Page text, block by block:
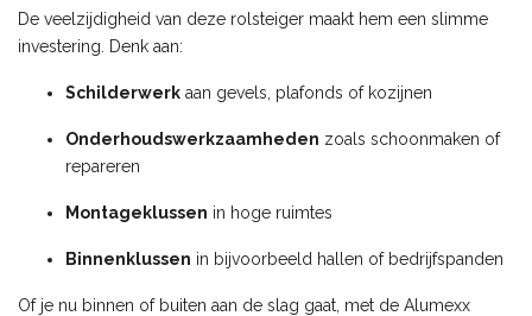
De veelzijdigheid van deze rolsteiger maakt hem een slimme
investering. Denk aan:
Schilderwerk aan gevels, plafonds of kozijnen
Onderhoudswerkzaamheden zoals schoonmaken of
repareren
Montageklussen in hoge ruimtes
Binnenklussen in bijvoorbeeld hallen of bedrijfspanden
Of je nu binnen of buiten aan de slag gaat, met de Alumexx